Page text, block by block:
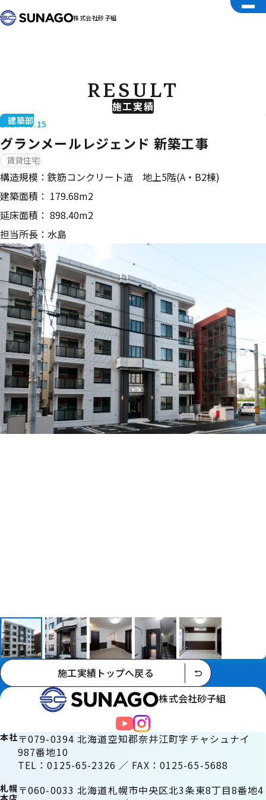
株式会社砂子組
施工実績
RESULT
建築部
2013.09.15
グランメールレジェンド 新築工事
賃貸住宅
構造規模：鉄筋コンクリート造 地上5階(A・B2棟)
建築面積： 179.68m2
延床面積： 898.40m2
担当所長：水島
施工実績トップへ戻る
株式会社砂子組
本社 〒079-0394 北海道空知郡奈井江町字チャシュナイ
987番地10
TEL：0125-65-2326 ／ FAX：0125-65-5688
札幌
本店
〒060-0033 北海道札幌市中央区北3条東8丁目8番地4